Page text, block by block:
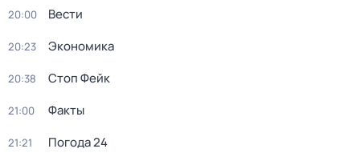
20:00 Вести
20:23 Экономика
20:38 Стоп Фейк
21:00 Факты
21:21 Погода 24